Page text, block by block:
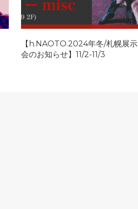
【h.NAOTO.2024年冬/札幌展示
会のお知らせ】11/2-11/3